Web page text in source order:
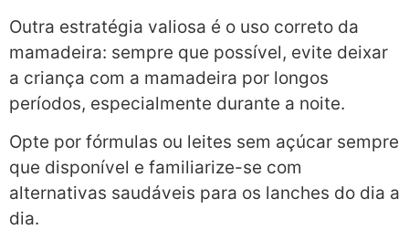
Outra estratégia valiosa é o uso correto da
mamadeira: sempre que possível, evite deixar
a criança com a mamadeira por longos
períodos, especialmente durante a noite.
Opte por fórmulas ou leites sem açúcar sempre
que disponível e familiarize-se com
alternativas saudáveis para os lanches do dia a
dia.